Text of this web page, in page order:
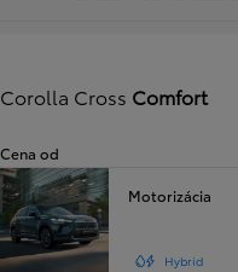
Corolla Cross Comfort
Cena od
Motorizácia
Hybrid